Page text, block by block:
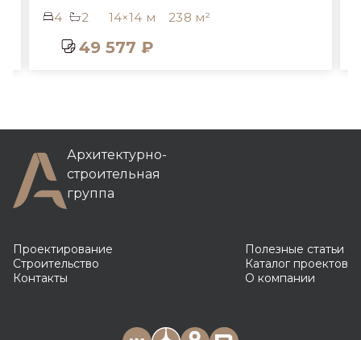
4 2 14×14 м 238 м²
49 577 ₽
Архитектурно-
строительная
группа
Проектирование
Строительство
Контакты
Полезные статьи
Каталог проектов
О компании